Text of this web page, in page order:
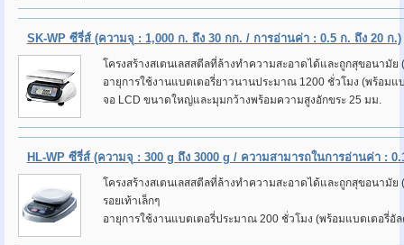
SK-WP ซีรี่ส์(ความจุ : 1,000 ก. ถึง 30 กก. / การอ่านค่า : 0.5 ก. ถึง 20 ก.)
โครงสร้างสเตนเลสสตีลที่ล้างทำความสะอาดได้และถูกสุขอนามัย
อายุการใช้งานแบตเตอรี่ยาวนานประมาณ 1200 ชั่วโมง (พร้อมแ
จอ LCD ขนาดใหญ่และมุมกว้างพร้อมความสูงอักขระ 25 มม.
HL-WP ซีรี่ส์(ความจุ : 300 g ถึง 3000 g / ความสามารถในการอ่านค่า :
โครงสร้างสเตนเลสสตีลที่ล้างทำความสะอาดได้และถูกสุขอนามัย
รอยเท้าเล็กๆ
อายุการใช้งานแบตเตอรี่ประมาณ 200 ชั่วโมง (พร้อมแบตเตอรี่อั